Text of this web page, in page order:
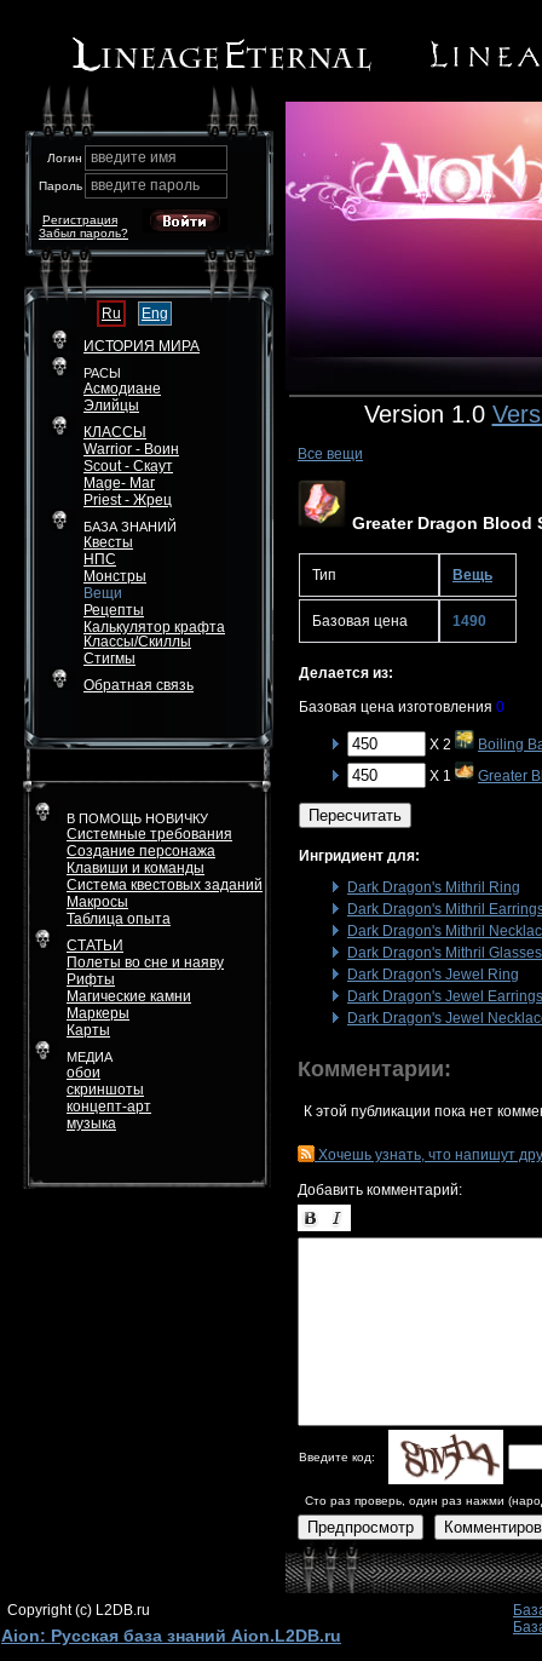
Логин введите имя
Пароль введите пароль
Забыл пароль?
Регистрация
Ru
Eng
ИСТОРИЯ МИРА
РАСЫ
Асмодиане
Элийцы
КЛАССЫ
Warrior - Воин
Scout - Скаут
Mage- Маг
Priest - Жрец
БАЗА ЗНАНИЙ
Квесты
НПС
Монстры
Вещи
Рецепты
Калькулятор крафта
Классы/Скиллы
Стигмы
Обратная связь
В ПОМОЩЬ НОВИЧКУ
Системные требования
Создание персонажа
Клавиши и команды
Система квестовых заданий
Макросы
Таблица опыта
СТАТЬИ
Полеты во сне и наяву
Рифты
Магические камни
Маркеры
Карты
МЕДИА
обои
скриншоты
концепт-арт
музыка
Version 1.0
Все вещи
Greater Dragon Blood
Тип Вещь
Базовая цена 1490
Делается из:
Базовая цена изготовления 0
X 2
Boiling
X 1
Greater
Пересчитать
Ингридиент для:
Dark Dragon's Mithril Ring
Dark Dragon's Mithril
Dark Dragon's Mithril
Dark Dragon's Mithril Glasses
Dark Dragon's Jewel Ring
Dark Dragon's Jewel Earrings
Dark Dragon's Jewel
Комментарии:
К этой публикации пока нет
Хочешь узнать, что напишут
Добавить комментарий:
Введите код:
Сто раз проверь, один раз нажми
Предпросмотр
Copyright (c) L2DB.ru
Aion: Русская база знаний Aion.L2DB.ru